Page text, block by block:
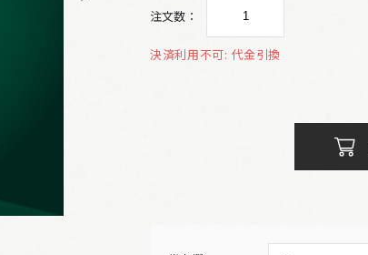
注文数：
決済利用不可: 代金引換